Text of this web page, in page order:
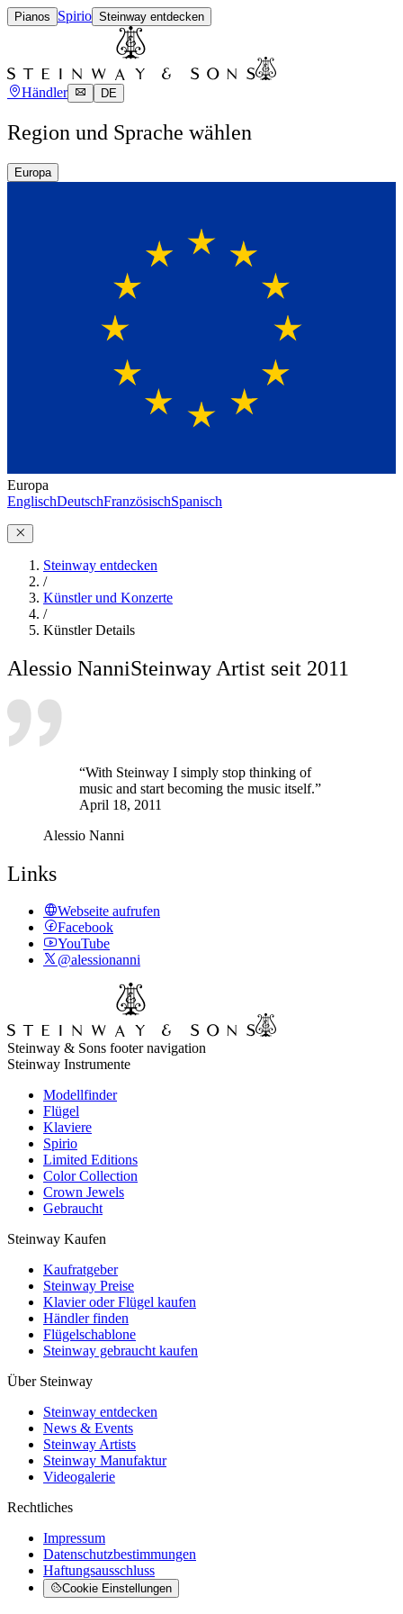
Pianos Spirio Steinway entdecken
Händler DE
Region und Sprache wählen
Europa
Europa
EnglischDeutschFranzösischSpanisch
Steinway entdecken
/
Künstler und Konzerte
/
Künstler Details
Alessio NanniSteinway Artist seit 2011
“With Steinway I simply stop thinking of
music and start becoming the music itself.”
April 18, 2011
Alessio Nanni
Links
Webseite aufrufen
Facebook
YouTube
@alessionanni
Steinway & Sons footer navigation
Steinway Instrumente
Modellfinder
Flügel
Klaviere
Spirio
Limited Editions
Color Collection
Crown Jewels
Gebraucht
Steinway Kaufen
Kaufratgeber
Steinway Preise
Klavier oder Flügel kaufen
Händler finden
Flügelschablone
Steinway gebraucht kaufen
Über Steinway
Steinway entdecken
News & Events
Steinway Artists
Steinway Manufaktur
Videogalerie
Rechtliches
Impressum
Datenschutzbestimmungen
Haftungsausschluss
Cookie Einstellungen